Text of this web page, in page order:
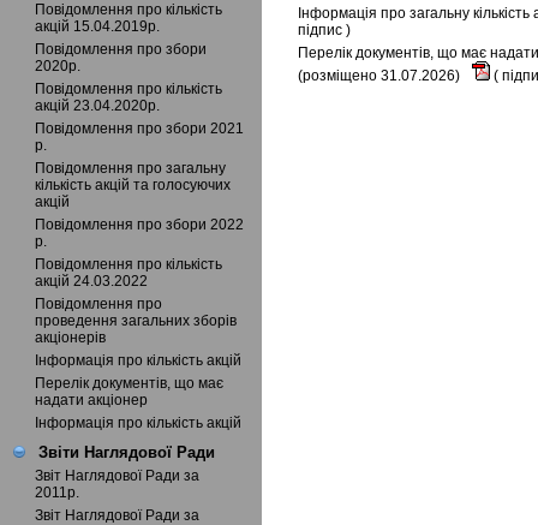
Повідомлення про кількість
акцій 15.04.2019р.
Повідомлення про збори
2020р.
Повідомлення про кількість
акцій 23.04.2020р.
Повідомлення про збори 2021
р.
Повідомлення про загальну
кількість акцій та голосуючих
акцій
Повідомлення про збори 2022
р.
Повідомлення про кількість
акцій 24.03.2022
Повідомлення про
проведення загальних зборів
акціонерів
Інформація про кількість акцій
Перелік документів, що має
надати акціонер
Інформація про кількість акцій
Звіти Наглядової Ради
Звіт Наглядової Ради за
2011р.
Звіт Наглядової Ради за
Інформація про загальну
підпис )
Перелік документів, що має
(розміщено 31.07.2026)
(